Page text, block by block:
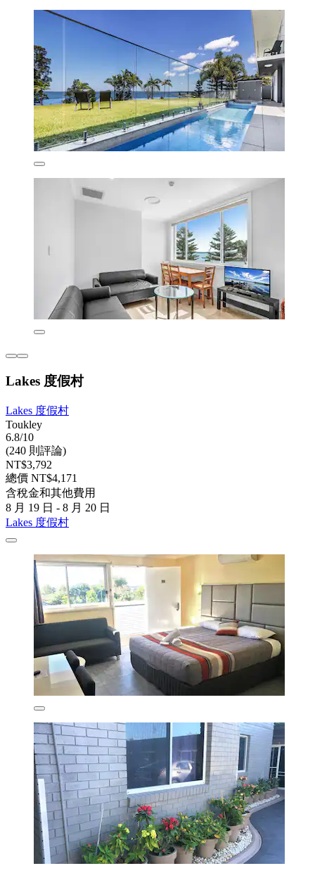
Lakes 度假村
Lakes 度假村
Toukley
6.8/10
(240 則評論)
NT$3,792
總價 NT$4,171
含稅金和其他費用
8 月 19 日 - 8 月 20 日
Lakes 度假村